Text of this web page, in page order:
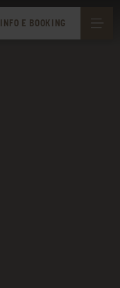
INFO E BOOKING